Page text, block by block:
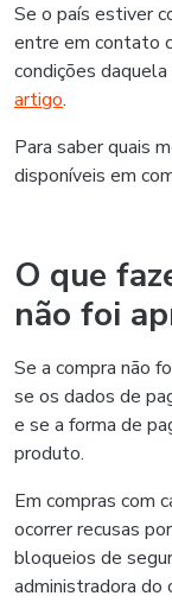
Se o país estiver
entre em contato
condições
artigo.
Para saber quais
disponíveis em
O que
não foi
Se a compra não
se os dados de
e se a forma de
produto.
Em compras com
ocorrer recusas
bloqueios de
administradora do